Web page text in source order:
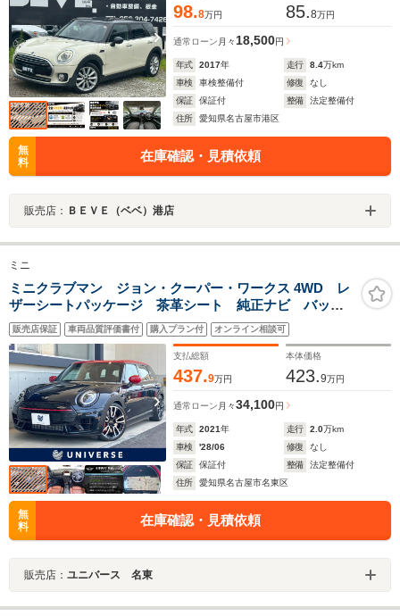
98.8万円 85.8万円
通常ローン 月々 18,500円
年式 2017年 走行 8.4万km
車検
車検整備付 修復
なし
保証
保証付 整備
法定整備付
住所
愛知県名古屋市港区
無
料
在庫確認・見積依頼
販売店： ＢＥＶＥ（ベベ）港店
ミニ
ミニクラブマン ジョン・クーパー・ワークス 4WD レ
ザーシートパッケージ 茶革シート 純正ナビ バック
カメラ レーダークルーズコントロール 前席シートヒ
ーター 前席パワーシート LEDヘッドライト 衝突軽
減システム ETC車載器 コーナーセンサー
販売店保証 車両品質評価書付 購入プラン付 オンライン相談可
支払総額
437.9万円
本体価格
423.9万円
通常ローン 月々34,100円
年式 2021年 走行 2.0万km
車検
'28/06 修復
なし
保証
保証付 整備
法定整備付
住所
愛知県名古屋市名東区
無
料
在庫確認・見積依頼
販売店： ユニバース 名東